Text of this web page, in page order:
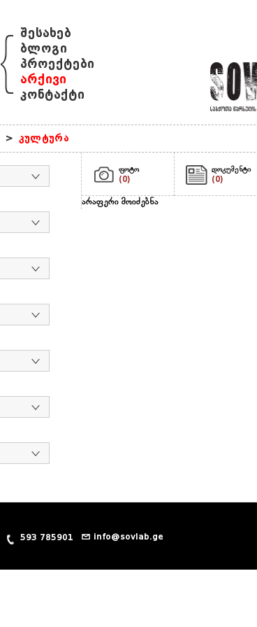
{ შესახებ
ბლოგი
პროექტები
არქივი
კონტაქტი
> კულტურა
ფოტო
(0)
დოკუმენტი
(0)
არაფერი მოიძებნა
593 785901 info@sovlab.ge